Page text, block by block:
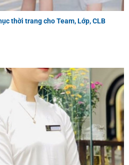
thời trang cho Team, Lớp, CLB